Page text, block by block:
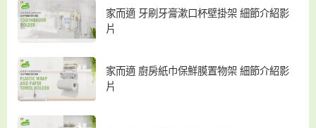
家而適 牙刷牙膏漱口杯壁掛架 細節介紹影
片
家而適 廚房紙巾保鮮膜置物架 細節介紹影
片